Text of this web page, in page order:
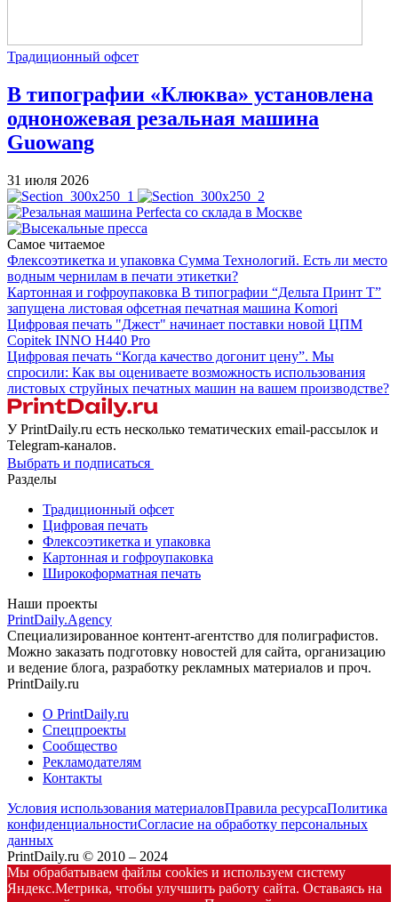
Традиционный офсет
В типографии «Клюква» установлена
одноножевая резальная машина
Guowang
31 июля 2026
Самое читаемое
Флексоэтикетка и упаковка Сумма Технологий. Есть ли место
водным чернилам в печати этикетки?
Картонная и гофроупаковка В типографии “Дельта Принт Т”
запущена листовая офсетная печатная машина Komori
Цифровая печать "Джест" начинает поставки новой ЦПМ
Copitek INNO H440 Pro
Цифровая печать “Когда качество догонит цену”. Мы
спросили: Как вы оцениваете возможность использования
листовых струйных печатных машин на вашем производстве?
У PrintDaily.ru есть несколько тематических email-рассылок и
Telegram-каналов.
Выбрать и подписаться
Разделы
Традиционный офсет
Цифровая печать
Флексоэтикетка и упаковка
Картонная и гофроупаковка
Широкоформатная печать
Наши проекты
PrintDaily.Agency
Специализированное контент-агентство для полиграфистов.
Можно заказать подготовку новостей для сайта, организацию
и ведение блога, разработку рекламных материалов и проч.
PrintDaily.ru
О PrintDaily.ru
Спецпроекты
Сообщество
Рекламодателям
Контакты
Условия использования материаловПравила ресурсаПолитика
конфиденциальностиСогласие на обработку персональных
данных
PrintDaily.ru © 2010 – 2024
Мы обрабатываем файлы cookies и используем систему
Яндекс.Метрика, чтобы улучшить работу сайта. Оставаясь на